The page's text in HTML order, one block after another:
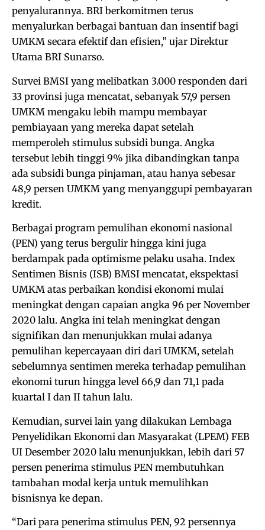
penyalurannya. BRI berkomitmen terus
menyalurkan berbagai bantuan dan insentif bagi
UMKM secara efektif dan efisien,” ujar Direktur
Utama BRI Sunarso.
Survei BMSI yang melibatkan 3.000 responden dari
33 provinsi juga mencatat, sebanyak 57,9 persen
UMKM mengaku lebih mampu membayar
pembiayaan yang mereka dapat setelah
memperoleh stimulus subsidi bunga. Angka
tersebut lebih tinggi 9% jika dibandingkan tanpa
ada subsidi bunga pinjaman, atau hanya sebesar
48,9 persen UMKM yang menyanggupi pembayaran
kredit.
Berbagai program pemulihan ekonomi nasional
(PEN) yang terus bergulir hingga kini juga
berdampak pada optimisme pelaku usaha. Index
Sentimen Bisnis (ISB) BMSI mencatat, ekspektasi
UMKM atas perbaikan kondisi ekonomi mulai
meningkat dengan capaian angka 96 per November
2020 lalu. Angka ini telah meningkat dengan
signifikan dan menunjukkan mulai adanya
pemulihan kepercayaan diri dari UMKM, setelah
sebelumnya sentimen mereka terhadap pemulihan
ekonomi turun hingga level 66,9 dan 71,1 pada
kuartal I dan II tahun lalu.
Kemudian, survei lain yang dilakukan Lembaga
Penyelidikan Ekonomi dan Masyarakat (LPEM) FEB
UI Desember 2020 lalu menunjukkan, lebih dari 57
persen penerima stimulus PEN membutuhkan
tambahan modal kerja untuk memulihkan
bisnisnya ke depan.
“Dari para penerima stimulus PEN, 92 persennya